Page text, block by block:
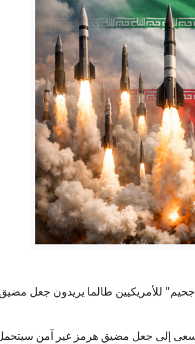
قلقون من "عواقب" توريط قريتهم
لبي بي سي قصص اغتصاب وإساءة في
النفط الإيراني.. ماذا كشفت صور الأقمار
معلومات «مجهولة المصدر» حول الإقامة
للأمريكيين طالما يريدون جعل
يسعى إلى جعل مضيق هرمز غير آمن